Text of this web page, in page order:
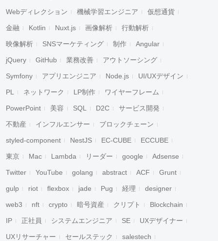
キャンセル 検索
Webディレクション 機械学習エンジニア 仮想通貨
金融 Kotlin Nuxt.js 画像解析 行動解析
映像解析 SNSマーケティング 制作 Angular
jQuery GitHub 業務改善 アウトソーシング
Symfony アプリエンジニア Node.js UI/UXデザイン
PL ネットワーク LP制作 ワイヤーフレーム
PowerPoint 美容 SQL D2C サービス開発
不動産 インフルエンサー ブロックチェーン
styled-component NestJS EC-CUBE ECCUBE
東京 Mac Lambda リーダー google Adsense
Twitter YouTube golang abstract ACF Grunt
gulp riot flexbox jade Pug 経理 designer
web3 nft crypto 暗号資産 クリプト Blockchain
IP 正社員 システムエンジニア SE UXデザイナー
UXリサーチャー セールステック salestech